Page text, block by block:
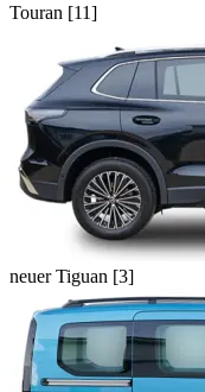
Touran [11]
neuer Tiguan [3]